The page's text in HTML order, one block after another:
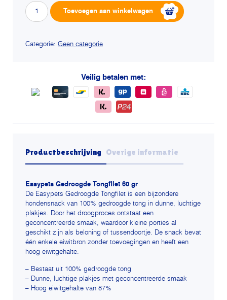
Easypets
gedroogde
aantal
Toevoegen aan winkelwagen
Categorie: Geen categorie
Veilig betalen met:
Productbeschrijving Overige informatie
Easypets Gedroogde Tongfilet 60 gr
De Easypets Gedroogde Tongfilet is een bijzondere
hondensnack van 100% gedroogde tong in dunne, luchtige
plakjes. Door het droogproces ontstaat een
geconcentreerde smaak, waardoor kleine porties al
geschikt zijn als beloning of tussendoortje. De snack bevat
één enkele eiwitbron zonder toevoegingen en heeft een
hoog eiwitgehalte.
– Bestaat uit 100% gedroogde tong
– Dunne, luchtige plakjes met geconcentreerde smaak
– Hoog eiwitgehalte van 87%